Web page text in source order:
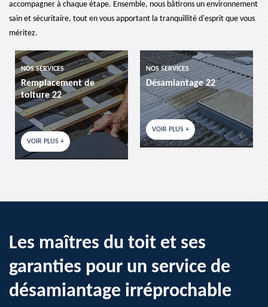
accompagner à chaque étape. Ensemble, nous bâtirons un environnement
sain et sécuritaire, tout en vous apportant la tranquillité d'esprit que vous
méritez.
NOS SERVICES
Remplacement de
toiture 22
VOIR PLUS +
NOS SERVICES
Désamiantage 22
VOIR PLUS +
Les maîtres du toit et ses
garanties pour un service de
désamiantage irréprochable